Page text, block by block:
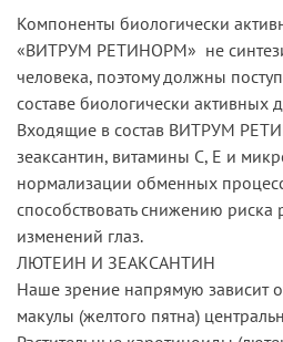
Компоненты биологически
«ВИТРУМ РЕТИНОРМ» не
человека, поэтому должны
составе биологически активных
Входящие в состав ВИТРУМ
зеаксантин, витамины С, Е и
нормализации обменных
способствовать снижению риска
изменений глаз.
ЛЮТЕИН И ЗЕАКСАНТИН
Наше зрение напрямую зависит
макулы (желтого пятна)